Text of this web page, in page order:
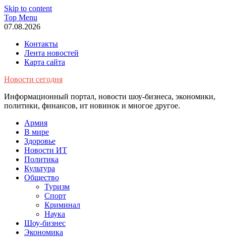
Skip to content
Top Menu
07.08.2026
Контакты
Лента новостей
Карта сайта
Новости сегодня
Информационный портал, новости шоу-бизнеса, экономики,
политики, финансов, ит новинок и многое другое.
Армия
В мире
Здоровье
Новости ИТ
Политика
Культура
Общество
Туризм
Спорт
Криминал
Наука
Шоу-бизнес
Экономика